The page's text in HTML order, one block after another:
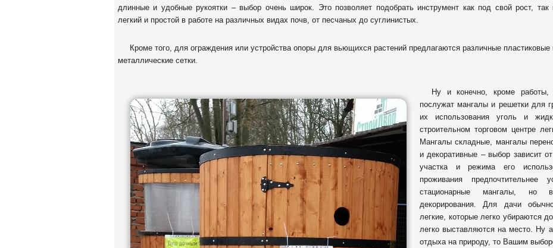
длинные и удобные рукоятки – выбор очень широк. Это позволяет подобрать инструмент как под свой рост, так
легкий и простой в работе на различных видах почв, от песчаных до суглинистых.
Кроме того, для ограждения или устройства опоры для вьющихся растений предлагаются различные пластиковые
металлические сетки.
Ну и конечно, кроме
послужат мангалы и решетки для
их использования уголь и
строительном торговом центре
Мангалы складные, мангалы
и декоративные – выбор зависит
участка и режима его
проживания предпочтительнее
стационарные мангалы, но
декорирования. Для дачи
легкие, которые легко убираются
легко выставляются на место. Ну
отдыха на природу, то Вашим